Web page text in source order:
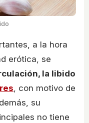
a la hora
erótica, se
la libido
, con motivo de
su
no tiene